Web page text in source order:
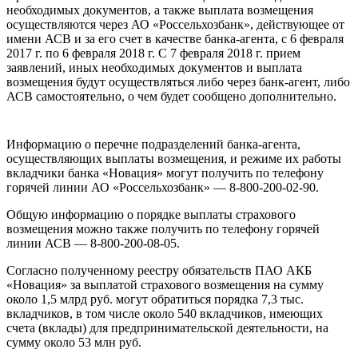
необходимых документов, а также выплата возмещения
осуществляются через АО «Россельхозбанк», действующее от
имени АСВ и за его счет в качестве банка-агента, с 6 февраля
2017 г. по 6 февраля 2018 г. C 7 февраля 2018 г. прием
заявлений, иных необходимых документов и выплата
возмещения будут осуществляться либо через банк-агент, либо
АСВ самостоятельно, о чем будет сообщено дополнительно.
Информацию о перечне подразделений банка-агента,
осуществляющих выплаты возмещения, и режиме их работы
вкладчики банка «Новация» могут получить по телефону
горячей линии АО «Россельхозбанк» — 8-800-200-02-90.
Общую информацию о порядке выплаты страхового
возмещения можно также получить по телефону горячей
линии АСВ — 8-800-200-08-05.
Согласно полученному реестру обязательств ПАО АКБ
«Новация» за выплатой страхового возмещения на сумму
около 1,5 млрд руб. могут обратиться порядка 7,3 тыс.
вкладчиков, в том числе около 540 вкладчиков, имеющих
счета (вклады) для предпринимательской деятельности, на
сумму около 53 млн руб.